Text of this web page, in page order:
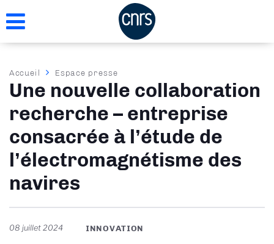
au
Fil
d'Ariane
Accueil Espace presse
Une nouvelle collaboration
recherche – entreprise
consacrée à l’étude de
l’électromagnétisme des
navires
08 juillet 2024 INNOVATION